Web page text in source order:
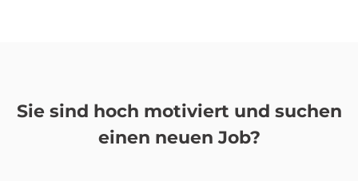
Sie sind hoch motiviert und suchen
einen neuen Job?